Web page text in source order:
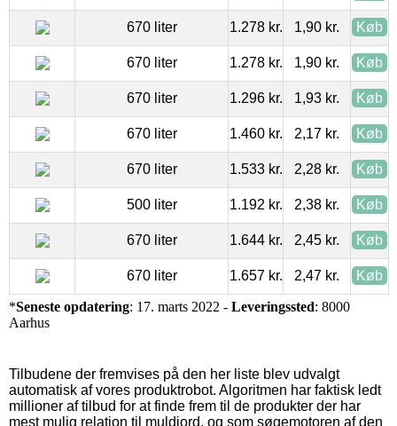
670 liter 1.278 kr. 1,90 kr. Køb
670 liter 1.278 kr. 1,90 kr. Køb
670 liter 1.296 kr. 1,93 kr. Køb
670 liter 1.460 kr. 2,17 kr. Køb
670 liter 1.533 kr. 2,28 kr. Køb
500 liter 1.192 kr. 2,38 kr. Køb
670 liter 1.644 kr. 2,45 kr. Køb
670 liter 1.657 kr. 2,47 kr. Køb
*Seneste opdatering: 17. marts 2022 - Leveringssted: 8000
Aarhus
Tilbudene der fremvises på den her liste blev udvalgt
automatisk af vores produktrobot. Algoritmen har faktisk ledt
millioner af tilbud for at finde frem til de produkter der har
mest mulig relation til muldjord, og som søgemotoren af den